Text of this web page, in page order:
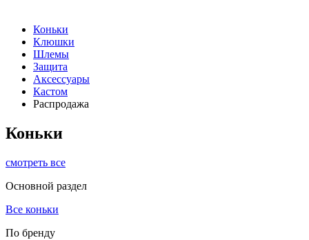
Коньки
Клюшки
Шлемы
Защита
Аксессуары
Кастом
Распродажа
Коньки
смотреть все
Основной раздел
Все коньки
По бренду